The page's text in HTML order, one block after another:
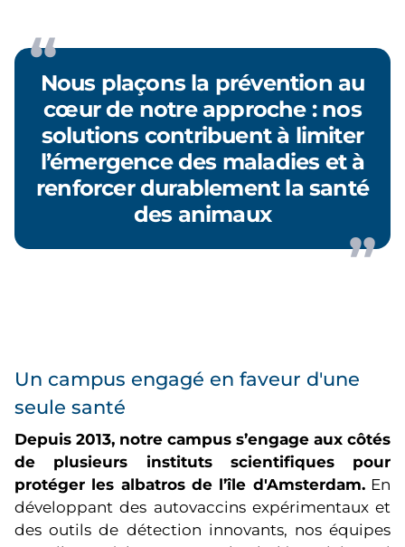
Nous plaçons la prévention au
cœur de notre approche : nos
solutions contribuent à limiter
l’émergence des maladies et à
renforcer durablement la santé
des animaux
Un campus engagé en faveur d'une
seule santé
Depuis 2013, notre campus s’engage aux côtés
de plusieurs instituts scientifiques pour
protéger les albatros de l’île d'Amsterdam.En
développant des autovaccins expérimentaux et
des outils de détection innovants, nos équipes